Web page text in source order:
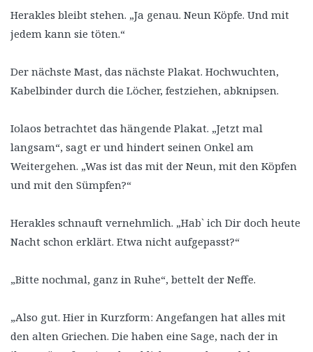
Herakles bleibt stehen. „Ja genau. Neun Köpfe. Und mit
jedem kann sie töten.“
Der nächste Mast, das nächste Plakat. Hochwuchten,
Kabelbinder durch die Löcher, festziehen, abknipsen.
Iolaos betrachtet das hängende Plakat. „Jetzt mal
langsam“, sagt er und hindert seinen Onkel am
Weitergehen. „Was ist das mit der Neun, mit den Köpfen
und mit den Sümpfen?“
Herakles schnauft vernehmlich. „Hab` ich Dir doch heute
Nacht schon erklärt. Etwa nicht aufgepasst?“
„Bitte nochmal, ganz in Ruhe“, bettelt der Neffe.
„Also gut. Hier in Kurzform: Angefangen hat alles mit
den alten Griechen. Die haben eine Sage, nach der in